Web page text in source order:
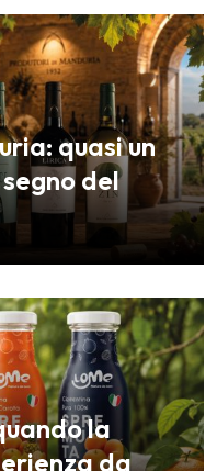
quasi un
del
la
da